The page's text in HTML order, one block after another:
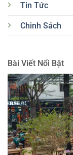
Tin Tức
Chinh Sách
Bài Viết Nổi Bật